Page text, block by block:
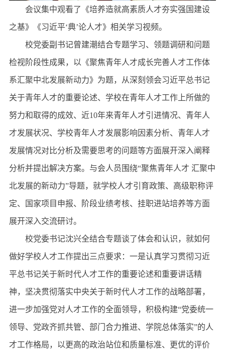
会议集中观看了《培养造就高素质人才夯实强国建设
之基》《习近平‘典’论人才》相关学习视频。
校党委副书记曾建潮结合专题学习、领题调研和问题
检视阶段性成果，以《聚焦青年人才成长完善人才工作体
系汇聚中北发展新动力》为题，从深刻领会习近平总书记
关于青年人才的重要论述、学校在青年人才工作上所做的
努力和取得的成效、近10年来青年人才引进情况、青年人
才发展状况、学校青年人才发展影响因素分析、青年人才
发展情况对比分析及需要思考的问题等方面展开深入阐释
分析并提出解决方案。与会人员围绕“聚焦青年人才 汇聚中
北发展的新动力”导题，就学校人才引育政策、高级职称评
定、国家项目申报、阶段业绩考核、挂职进站培养等方面
展开深入交流研讨。
校党委书记沈兴全结合专题谈了体会和认识，就如何
做好学校人才工作提出三点要求：一是认真学习贯彻习近
平总书记关于新时代人才工作的重要论述和重要讲话精
神，坚决贯彻落实中央关于新时代人才工作的战略部署，
进一步加强党对人才工作的全面领导，积极构建“党委统一
领导、党政齐抓共管、部门合力推进、学院总体落实”的人
才工作格局，以更高的政治站位和质量标准、更优的评价